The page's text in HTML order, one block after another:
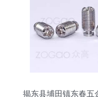
揭东县埔田镇东春五